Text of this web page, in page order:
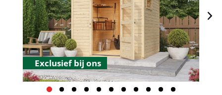
Exclusief bij ons